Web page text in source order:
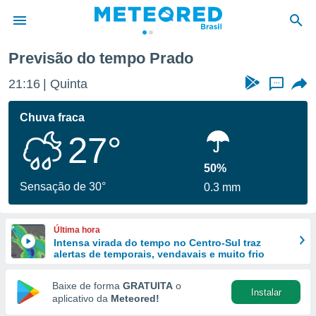
da
fornecidas
a este
das
e
forma
digital
Previsão do tempo Prado
21:16 Quinta ...
Chuva fraca
27°
Sensação de 30°
50%
0.3 mm
Última hora
Intensa virada do tempo no Centro-Sul traz
alertas de temporais, vendavais e muito frio
Baixe de forma GRATUITA o
aplicativo da Meteored!
Instalar